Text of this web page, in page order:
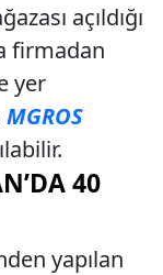
açıldığı
firmadan
yer
MGROS
40
yapılan